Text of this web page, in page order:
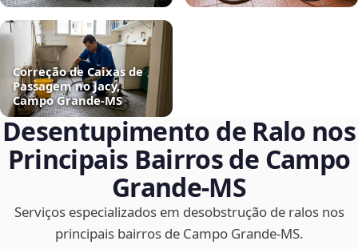
Correção de Caixas de
Passagem no Jacy,
Campo Grande‑MS
Desentupimento de Ralo nos
Principais Bairros de Campo
Grande‑MS
Serviços especializados em desobstrução de ralos nos
principais bairros de Campo Grande‑MS.